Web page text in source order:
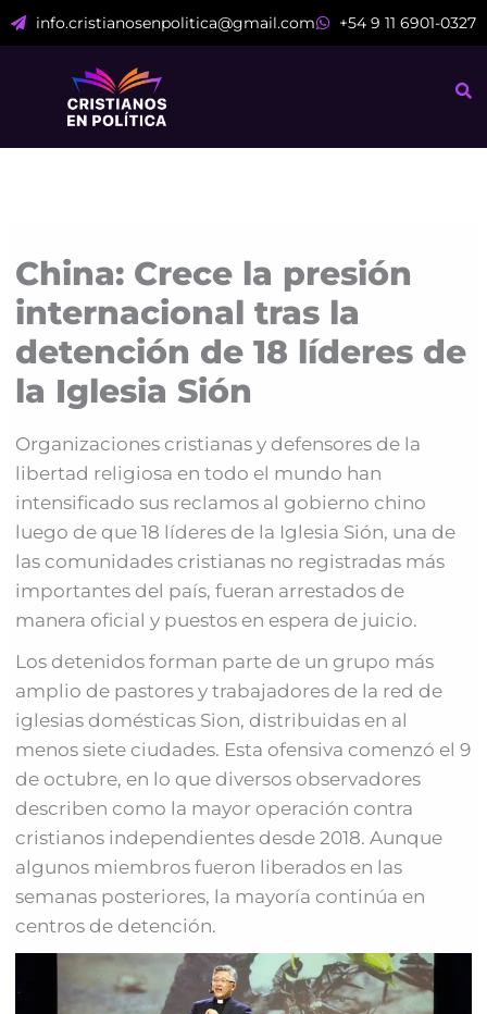
al
info.cristianosenpolitica@gmail.com +54 9 11 6901-0327
China: Crece la presión
internacional tras la
detención de 18 líderes de
la Iglesia Sión
Organizaciones cristianas y defensores de la
libertad religiosa en todo el mundo han
intensificado sus reclamos al gobierno chino
luego de que 18 líderes de la Iglesia Sión, una de
las comunidades cristianas no registradas más
importantes del país, fueran arrestados de
manera oficial y puestos en espera de juicio.
Los detenidos forman parte de un grupo más
amplio de pastores y trabajadores de la red de
iglesias domésticas Sion, distribuidas en al
menos siete ciudades. Esta ofensiva comenzó el 9
de octubre, en lo que diversos observadores
describen como la mayor operación contra
cristianos independientes desde 2018. Aunque
algunos miembros fueron liberados en las
semanas posteriores, la mayoría continúa en
centros de detención.